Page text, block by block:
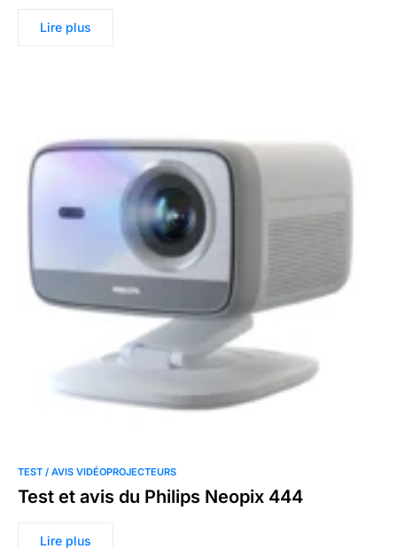
Lire plus
TEST / AVIS VIDÉOPROJECTEURS
Test et avis du Philips Neopix 444
Lire plus